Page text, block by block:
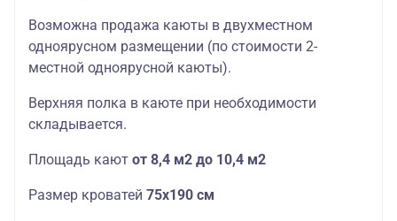
Возможна продажа каюты в двухместном
одноярусном размещении (по стоимости 2-
местной одноярусной каюты).
Верхняя полка в каюте при необходимости
складывается.
Площадь кают от 8,4 м2 до 10,4 м2
Размер кроватей 75х190 см